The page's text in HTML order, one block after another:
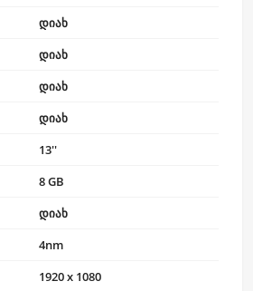
დიახ
დიახ
დიახ
დიახ
13''
8 GB
დიახ
4nm
1920 x 1080